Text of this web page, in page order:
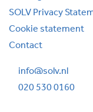
SOLV Privacy
Cookie statement
Contact
info@solv.nl
020 530 0160